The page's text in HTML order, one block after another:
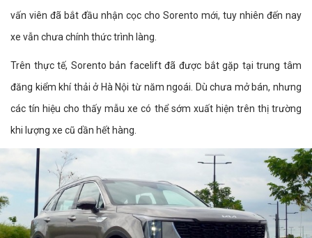
vấn viên đã bắt đầu nhận cọc cho Sorento mới, tuy nhiên đến nay
xe vẫn chưa chính thức trình làng.
Trên thực tế, Sorento bản facelift đã được bắt gặp tại trung tâm
đăng kiểm khí thải ở Hà Nội từ năm ngoái. Dù chưa mở bán, nhưng
các tín hiệu cho thấy mẫu xe có thể sớm xuất hiện trên thị trường
khi lượng xe cũ dần hết hàng.